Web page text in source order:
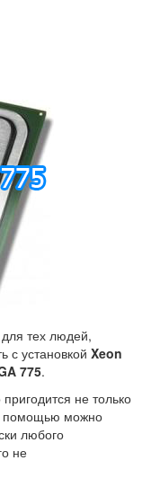
тех людей,
с установкой Xeon
775.
не только
помощью можно
любого
не